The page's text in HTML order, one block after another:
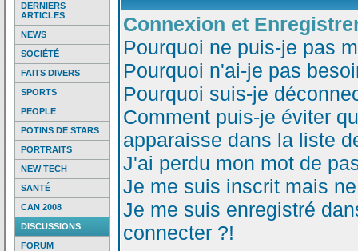
DERNIERS
ARTICLES
NEWS
SOCIÉTÉ
FAITS DIVERS
SPORTS
PEOPLE
POTINS DE STARS
PORTRAITS
NEW TECH
SANTÉ
CAN 2008
DISCUSSIONS
FORUM
Connexion et
Pourquoi ne puis-je pas
Pourquoi n'ai-je pas
Pourquoi suis-je
Comment puis-je éviter
apparaisse dans la liste
J'ai perdu mon mot de
Je me suis inscrit mais
Je me suis enregistré
connecter ?!